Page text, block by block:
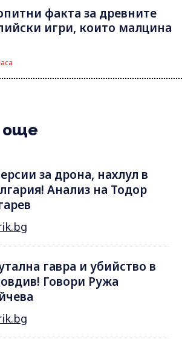
факта за древните
игри, които малцина
още
за дрона, нахлул в
Анализ на Тодор
гавра и убийство в
Говори Ружа